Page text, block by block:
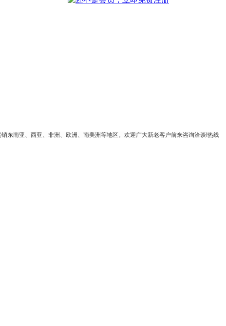
东南亚、西亚、非洲、欧洲、南美洲等地区。欢迎广大新老客户前来咨询洽谈!热线